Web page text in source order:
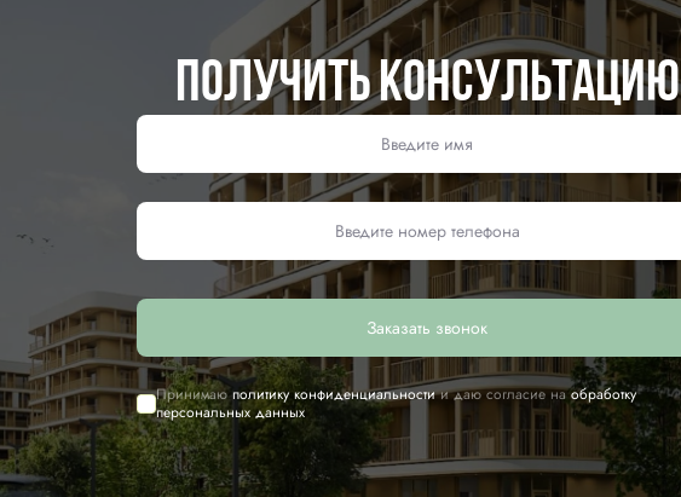
Получить консультацию
Заказать звонок
Принимаюполитику конфиденциальностии даю согласие наобработку
персональных данных